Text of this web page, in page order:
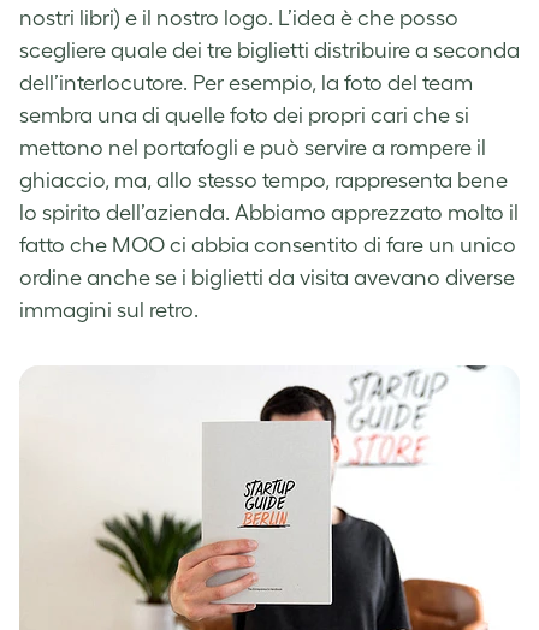
nostri libri) e il nostro logo. L’idea è che posso
scegliere quale dei tre biglietti distribuire a seconda
dell’interlocutore. Per esempio, la foto del team
sembra una di quelle foto dei propri cari che si
mettono nel portafogli e può servire a rompere il
ghiaccio, ma, allo stesso tempo, rappresenta bene
lo spirito dell’azienda. Abbiamo apprezzato molto il
fatto che MOO ci abbia consentito di fare un unico
ordine anche se i biglietti da visita avevano diverse
immagini sul retro.